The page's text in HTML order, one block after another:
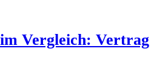
Vergleich: Vertrag